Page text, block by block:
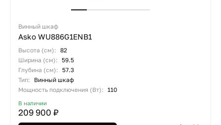
Винный шкаф
Asko WU886G1ENB1
Высота (см): 82
Ширина (см): 59.5
Глубина (см): 57.3
Тип:
Винный шкаф
Мощность подключения (Вт): 110
В наличии
209 900 ₽